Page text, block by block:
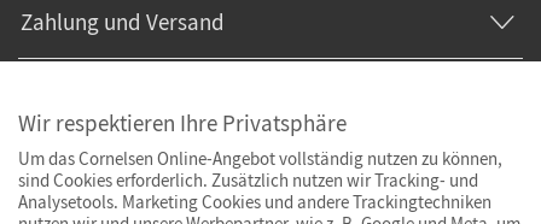
Zahlung und Versand
Wir respektieren Ihre Privatsphäre
Um das Cornelsen Online-Angebot vollständig nutzen zu können,
sind Cookies erforderlich. Zusätzlich nutzen wir Tracking- und
Analysetools. Marketing Cookies und andere Trackingtechniken